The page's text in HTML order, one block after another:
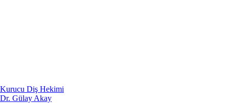
Kurucu Diş Hekimi
Dr. Gülay Akay